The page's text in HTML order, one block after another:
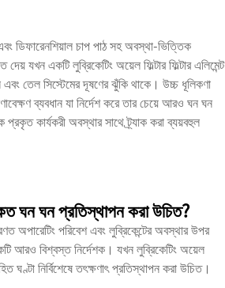
ডিফারেনশিয়াল চাপ পাঠ সহ অবস্থা-ভিত্তিক
যখন একটি লুব্রিকেটিং অয়েল ফিল্টার ফিল্টার এলিমেন্ট
তেল সিস্টেমের দূষণের ঝুঁকি থাকে। উচ্চ ধূলিকণা
ব্যবধান যা নির্দেশ করে তার চেয়ে আরও ঘন ঘন
প্রকৃত কার্যকরী অবস্থার সাথে ট্র্যাক করা ব্যয়বহুল
কত ঘন ঘন প্রতিস্থাপন করা উচিত?
অপারেটিং পরিবেশ এবং লুব্রিকেন্টের অবস্থার উপর
আরও বিশ্বস্ত নির্দেশক। যখন লুব্রিকেটিং অয়েল
ঘণ্টা নির্বিশেষে তৎক্ষণাৎ প্রতিস্থাপন করা উচিত।